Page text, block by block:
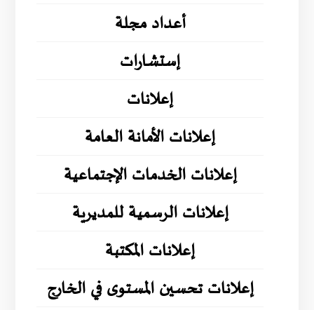
أعداد مجلة
إستشارات
إعلانات
إعلانات الأمانة العامة
إعلانات الخدمات الإجتماعية
إعلانات الرسمية للمديرية
إعلانات المكتبة
إعلانات تحسين المستوى في الخارج